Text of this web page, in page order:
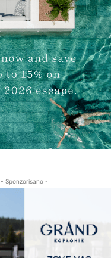
- Sponzorisano -